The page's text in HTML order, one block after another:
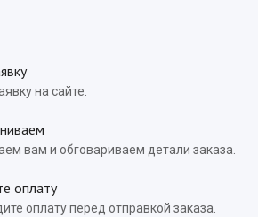
на сайте.
вам и обговариваем детали заказа.
оплату
оплату перед отправкой заказа.